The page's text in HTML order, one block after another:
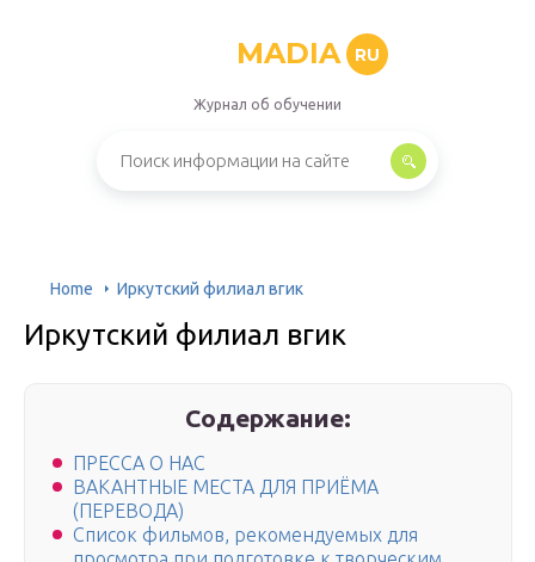
MADIA RU
Журнал об обучении
Home Иркутский филиал вгик
Иркутский филиал вгик
Содержание:
ПРЕССА О НАС
ВАКАНТНЫЕ МЕСТА ДЛЯ ПРИЁМА
(ПЕРЕВОДА)
Список фильмов, рекомендуемых для